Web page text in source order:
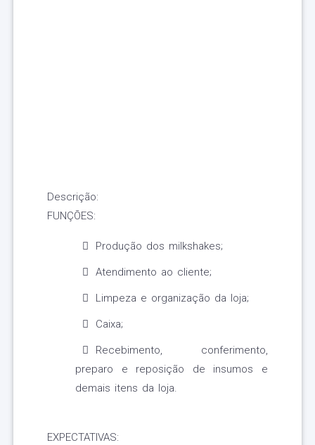
Descrição:
FUNÇÕES:
Produção dos milkshakes;
Atendimento ao cliente;
Limpeza e organização da loja;
Caixa;
Recebimento, conferimento,
preparo e reposição de insumos e
demais itens da loja.
EXPECTATIVAS: